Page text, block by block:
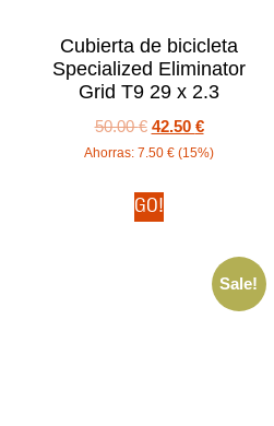
Cubierta de bicicleta
Specialized Eliminator
Grid T9 29 x 2.3
50.00€ 42.50 €
Ahorras: 7.50 € (15%)
GO!
Sale!